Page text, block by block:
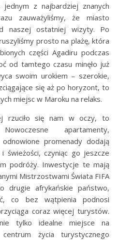
z najbardziej znanych
zauważyliśmy, że miasto
naszej ostatniej wizyty. Po
prosto na plażę, która
części Agadiru podczas
od tamtego czasu minęło już
swoim urokiem – szerokie,
się aż po horyzont, to
miejsc w Maroku na relaks.
rzuciło się nam w oczy, to
apartamenty,
promenady dodają
świeżości, czyniąc go jeszcze
podróży. Inwestycje te mają
Mistrzostwami Świata FIFA
drugie afrykańskie państwo,
co bez wątpienia podnosi
coraz więcej turystów.
tylko idealne miejsce na
życia turystycznego